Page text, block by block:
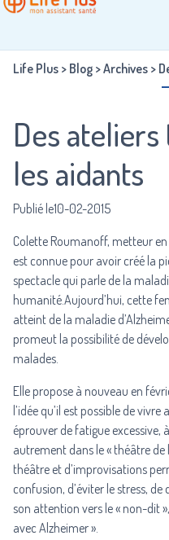
Life Plus > Blog >Archives >
Des
les aidants
Publié le10-02-2015
Colette Roumanoff, metteur
est connue pour avoir créé la
spectacle qui parle de la
humanité.Aujourd’hui, cette
atteint de la maladie
promeut la possibilité de
malades.
Elle propose à nouveau en
l’idée qu’il est possible de
éprouver de fatigue excessive,
autrement dans le « théâtre de
théâtre et d’improvisations
confusion, d’éviter le stress,
son attention vers le « non-dit
avec Alzheimer ».